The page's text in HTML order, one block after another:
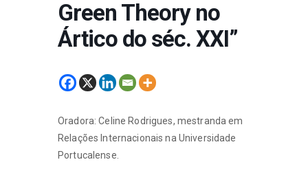
Green Theory no
Ártico do séc. XXI”
Oradora: Celine Rodrigues, mestranda em
Relações Internacionais na Universidade
Portucalense.